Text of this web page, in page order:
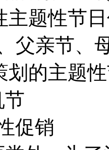
题性节日
父亲节、
的主题性
节
促销